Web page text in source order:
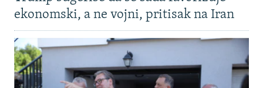
ekonomski, a ne vojni, pritisak na Iran